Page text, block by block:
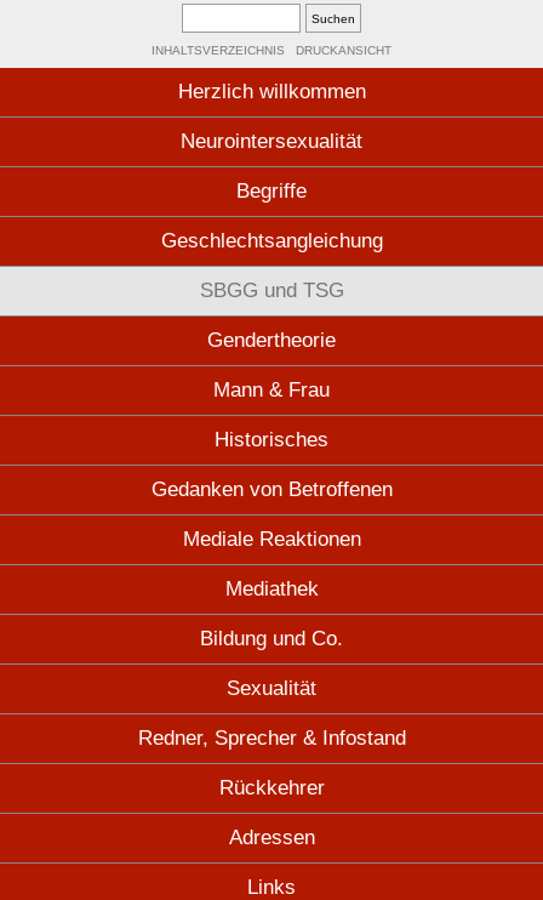
INHALTSVERZEICHNIS DRUCKANSICHT
Herzlich willkommen
Neurointersexualität
Begriffe
Geschlechtsangleichung
SBGG und TSG
Gendertheorie
Mann & Frau
Historisches
Gedanken von Betroffenen
Mediale Reaktionen
Mediathek
Bildung und Co.
Sexualität
Redner, Sprecher & Infostand
Rückkehrer
Adressen
Links